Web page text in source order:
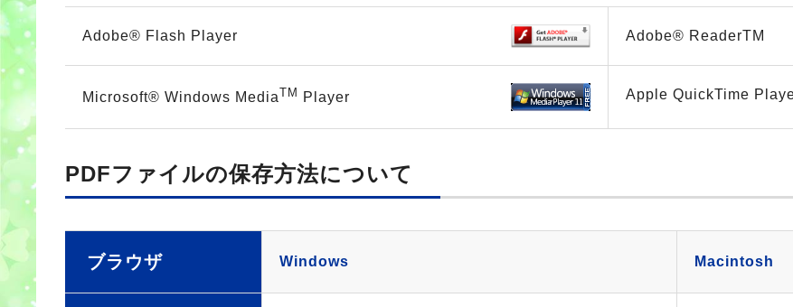
Adobe® Flash Player Adobe® ReaderTM
Microsoft® Windows MediaTM Player Apple QuickTime
PDFファイルの保存方法について
ブラウザ Windows Macintosh